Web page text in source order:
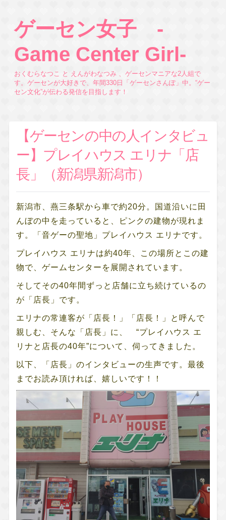
ゲーセン女子 -
Game Center Girl-
おくむらなつこ と えんがわなつみ 、ゲーセンマニアな2人組で
す。ゲーセンが大好きで、年間330日「ゲーセンさんぽ」中。“ゲー
セン文化”が伝わる発信を目指します！
【ゲーセンの中の人インタビュ
ー】プレイハウス エリナ「店
長」（新潟県新潟市）
新潟市、燕三条駅から車で約20分。国道沿いに田
んぼの中を走っていると、ピンクの建物が現れま
す。「音ゲーの聖地」プレイハウス エリナです。
プレイハウス エリナは約40年、この場所とこの建
物で、ゲームセンターを展開されています。
そしてその40年間ずっと店舗に立ち続けているの
が「店長」です。
エリナの常連客が「店長！」「店長！」と呼んで
親しむ、そんな「店長」に、 “プレイハウス エ
リナと店長の40年”について、伺ってきました。
以下、「店長」のインタビューの生声です。最後
までお読み頂ければ、嬉しいです！！